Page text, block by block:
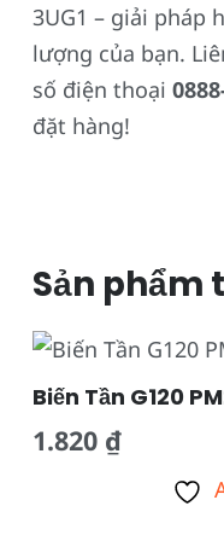
3UG1 – giải pháp
lượng của bạn.
số điện thoại
đặt hàng!
Sản
Biến Tần G120
1.820 ₫